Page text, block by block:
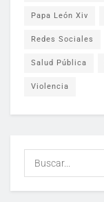
Papa León Xiv
Redes Sociales
Salud Pública
Violencia